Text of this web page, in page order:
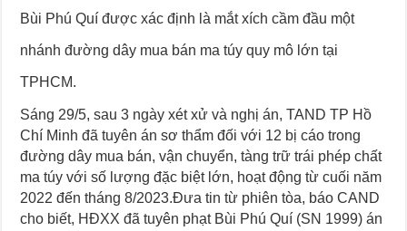
Bùi Phú Quí được xác định là mắt xích cầm đầu một
nhánh đường dây mua bán ma túy quy mô lớn tại
TPHCM.
Sáng 29/5, sau 3 ngày xét xử và nghị án, TAND TP Hồ
Chí Minh đã tuyên án sơ thẩm đối với 12 bị cáo trong
đường dây mua bán, vận chuyển, tàng trữ trái phép chất
ma túy với số lượng đặc biệt lớn, hoạt động từ cuối năm
2022 đến tháng 8/2023.Đưa tin từ phiên tòa, báo CAND
cho biết, HĐXX đã tuyên phạt Bùi Phú Quí (SN 1999) án